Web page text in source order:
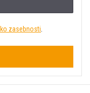
zasebnosti.